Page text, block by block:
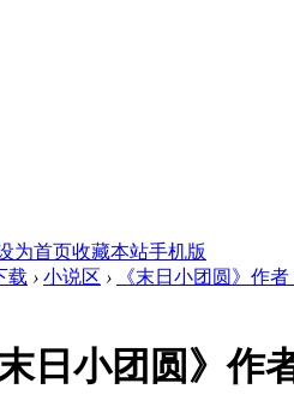
为首页收藏本站手机版
载 › 小说区 ›
《末日小团圆》作
末日小团圆》作